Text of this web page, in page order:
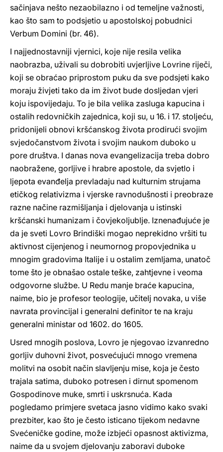
sačinjava nešto nezaobilazno i od temeljne važnosti,
kao što sam to podsjetio u apostolskoj pobudnici
Verbum Domini (br. 46).
I najjednostavniji vjernici, koje nije resila velika
naobrazba, uživali su dobrobiti uvjerljive Lovrine riječi,
koji se obraćao priprostom puku da sve podsjeti kako
moraju živjeti tako da im život bude dosljedan vjeri
koju ispovijedaju. To je bila velika zasluga kapucina i
ostalih redovničkih zajednica, koji su, u 16. i 17. stoljeću,
pridonijeli obnovi kršćanskog života prodirući svojim
svjedočanstvom života i svojim naukom duboko u
pore društva. I danas nova evangelizacija treba dobro
naobražene, gorljive i hrabre apostole, da svjetlo i
ljepota evanđelja prevladaju nad kulturnim strujama
etičkog relativizma i vjerske ravnodušnosti i preobraze
razne načine razmišljanja i djelovanja u istinski
kršćanski humanizam i čovjekoljublje. Iznenađujuće je
da je sveti Lovro Brindiški mogao neprekidno vršiti tu
aktivnost cijenjenog i neumornog propovjednika u
mnogim gradovima Italije i u ostalim zemljama, unatoč
tome što je obnašao ostale teške, zahtjevne i veoma
odgovorne službe. U Redu manje braće kapucina,
naime, bio je profesor teologije, učitelj novaka, u više
navrata provincijal i generalni definitor te na kraju
generalni ministar od 1602. do 1605.
Usred mnogih poslova, Lovro je njegovao izvanredno
gorljiv duhovni život, posvećujući mnogo vremena
molitvi na osobit način slavljenju mise, koja je često
trajala satima, duboko potresen i dirnut spomenom
Gospodinove muke, smrti i uskrsnuća. Kada
pogledamo primjere svetaca jasno vidimo kako svaki
prezbiter, kao što je često isticano tijekom nedavne
Svećeničke godine, može izbjeći opasnost aktivizma,
naime da u svojem djelovanju zaboravi duboke